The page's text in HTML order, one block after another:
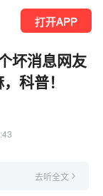
打开APP
坏消息网友
科普！
去听全文